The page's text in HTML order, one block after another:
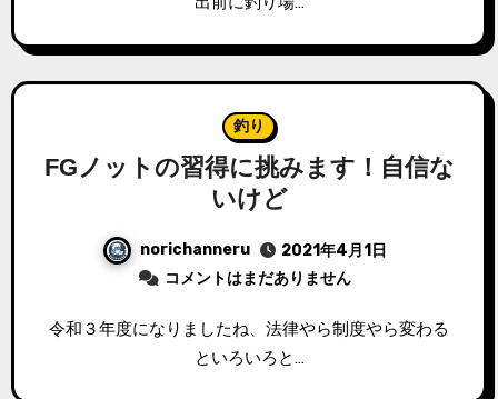
釣り
FGノットの習得に挑みます！自信な
いけど
norichanneru
2021年4月1日
コメントはまだありません
令和３年度になりましたね、法律やら制度やら変わる
といろいろと…